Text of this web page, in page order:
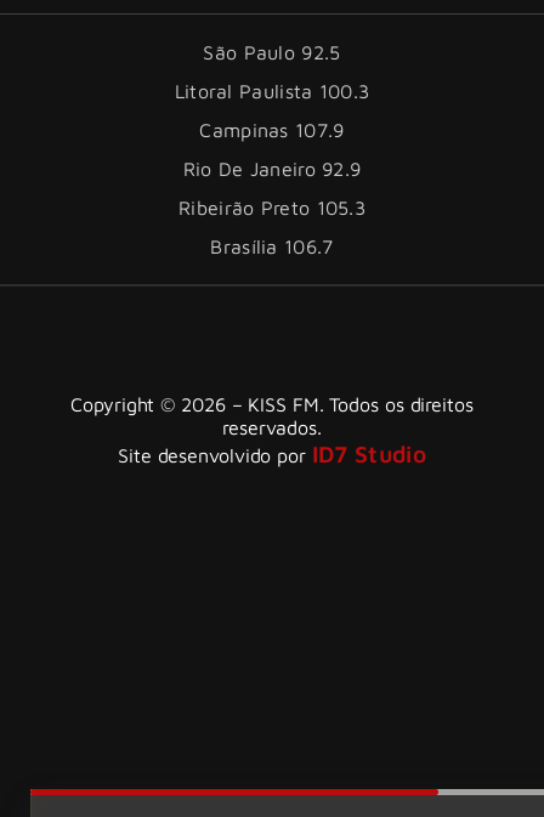
São Paulo 92.5
Litoral Paulista 100.3
Campinas 107.9
Rio De Janeiro 92.9
Ribeirão Preto 105.3
Brasília 106.7
Copyright © 2026 – KISS FM. Todos os direitos
reservados.
Site desenvolvido por ID7 Studio